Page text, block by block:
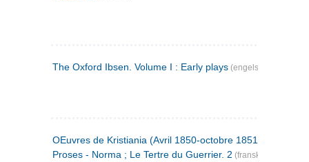
The Oxford Ibsen. Volume I : Early plays (engelsk)
OEuvres de Kristiania (Avril 1850-octobre 1851) : Poèmes
Proses - Norma ; Le Tertre du Guerrier. 2 (fransk)